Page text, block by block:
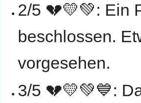
2/5 💔💛💚: Ein
beschlossen.
vorgesehen.
3/5 💔💛💚💙: